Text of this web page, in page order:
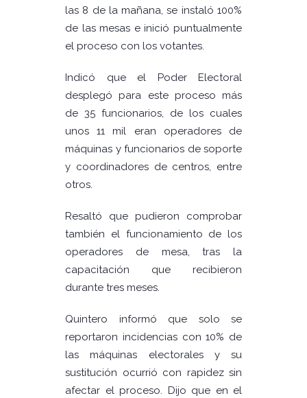
las 8 de la mañana, se instaló 100%
de las mesas e inició puntualmente
el proceso con los votantes.
Indicó que el Poder Electoral
desplegó para este proceso más
de 35 funcionarios, de los cuales
unos 11 mil eran operadores de
máquinas y funcionarios de soporte
y coordinadores de centros, entre
otros.
Resaltó que pudieron comprobar
también el funcionamiento de los
operadores de mesa, tras la
capacitación que recibieron
durante tres meses.
Quintero informó que solo se
reportaron incidencias con 10% de
las máquinas electorales y su
sustitución ocurrió con rapidez sin
afectar el proceso. Dijo que en el